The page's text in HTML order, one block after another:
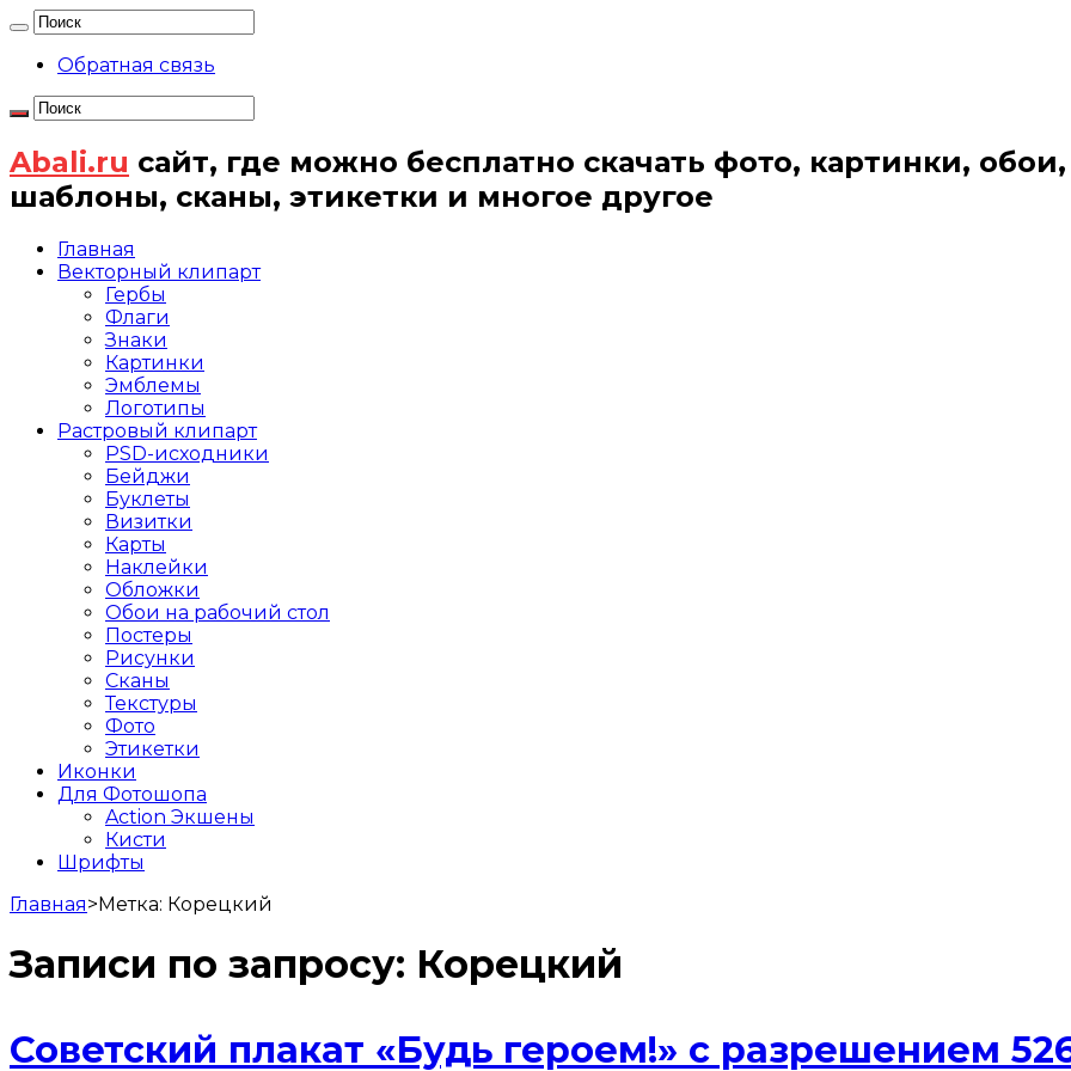
Обратная связь
Abali.ru сайт, где можно бесплатно скачать фото, картинки,
шаблоны, сканы, этикетки и многое другое
Главная
Векторный клипарт
Гербы
Флаги
Знаки
Картинки
Эмблемы
Логотипы
Растровый клипарт
PSD-исходники
Бейджи
Буклеты
Визитки
Карты
Наклейки
Обложки
Обои на рабочий стол
Постеры
Рисунки
Сканы
Текстуры
Фото
Этикетки
Иконки
Для Фотошопа
Action Экшены
Кисти
Шрифты
Главная>Метка: Корецкий
Записи по запросу: Корецкий
Советский плакат «Будь героем!» с разрешением